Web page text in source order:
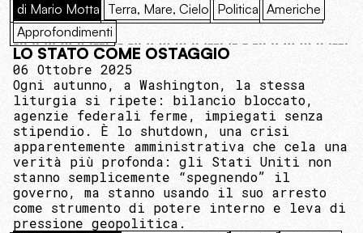
di Mario Motta Terra, Mare, Cielo Politica Americhe
Approfondimenti
LO STATO COME OSTAGGIO
06 Ottobre 2025
Ogni autunno, a Washington, la stessa
liturgia si ripete: bilancio bloccato,
agenzie federali ferme, impiegati senza
stipendio. È lo shutdown, una crisi
apparentemente amministrativa che cela una
verità più profonda: gli Stati Uniti non
stanno semplicemente “spegnendo” il
governo, ma stanno usando il suo arresto
come strumento di potere interno e leva di
pressione geopolitica.